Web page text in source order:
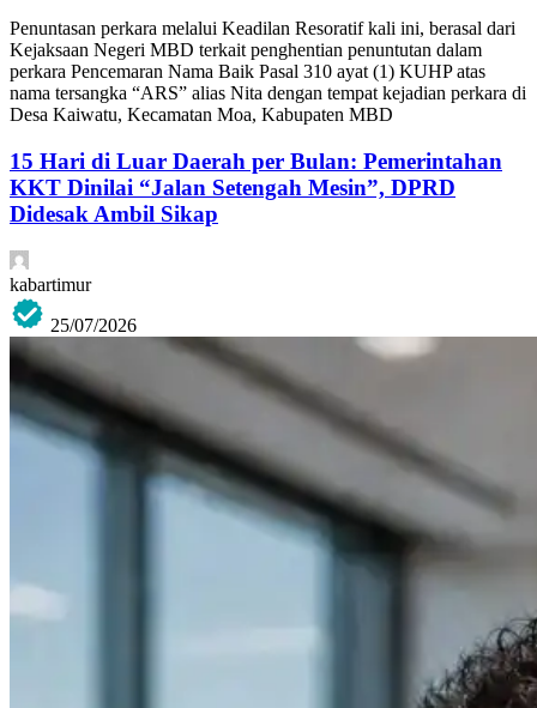
Penuntasan perkara melalui Keadilan Resoratif kali ini, berasal dari
Kejaksaan Negeri MBD terkait penghentian penuntutan dalam
perkara Pencemaran Nama Baik Pasal 310 ayat (1) KUHP atas
nama tersangka “ARS” alias Nita dengan tempat kejadian perkara di
Desa Kaiwatu, Kecamatan Moa, Kabupaten MBD
15 Hari di Luar Daerah per Bulan: Pemerintahan
KKT Dinilai “Jalan Setengah Mesin”, DPRD
Didesak Ambil Sikap
kabartimur
25/07/2026